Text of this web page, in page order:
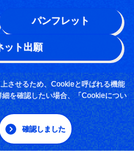
させるため、Cookieと呼ばれる機能
を確認したい場合、「Cookieについ
確認しました
パンフレット
ット出願